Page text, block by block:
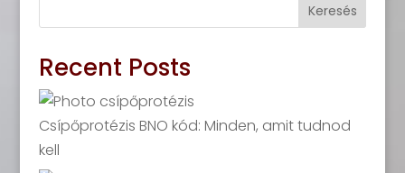
Keresés
Recent Posts
Csípőprotézis BNO kód: Minden, amit tudnod
kell